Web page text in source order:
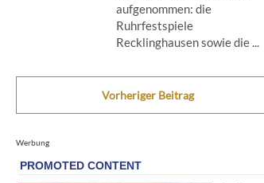
aufgenommen: die
Ruhrfestspiele
Recklinghausen sowie die ...
Vorheriger Beitrag
Werbung